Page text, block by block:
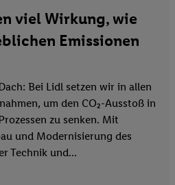
viel Wirkung, wie
Emissionen
Bei Lidl setzen wir in allen
um den CO₂-Ausstoß in
zu senken. Mit
und Modernisierung des
Technik und...